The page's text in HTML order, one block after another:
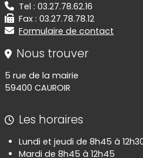
Tel : 03.27.78.62.16
Fax : 03.27.78.78.12
Formulaire de contact
Nous trouver
5 rue de la mairie
59400 CAUROIR
Les horaires
Lundi et jeudi de 8h45 à
Mardi de 8h45 à 12h45